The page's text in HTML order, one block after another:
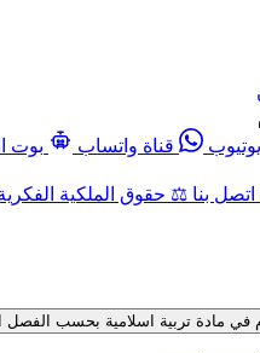
قناة واتساب بوت
اتصل بنا ⚖️ حقوق الملكية
تربية اسلامية بحسب الفصل الأول في